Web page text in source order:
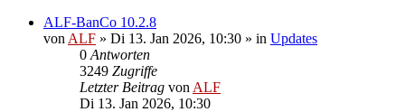
ALF-BanCo 10.2.8
von ALF » Di 13. Jan 2026, 10:30 » in Updates
0 Antworten
3249 Zugriffe
Letzter Beitrag von ALF
Di 13. Jan 2026, 10:30